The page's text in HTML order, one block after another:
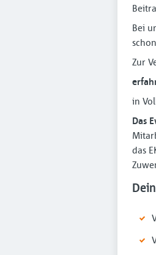
Bei
Zur
in
Das
das